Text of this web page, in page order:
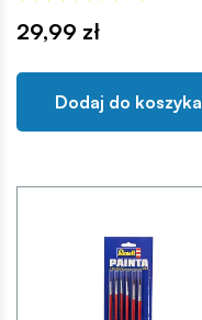
29,99 zł
Dodaj do koszyka